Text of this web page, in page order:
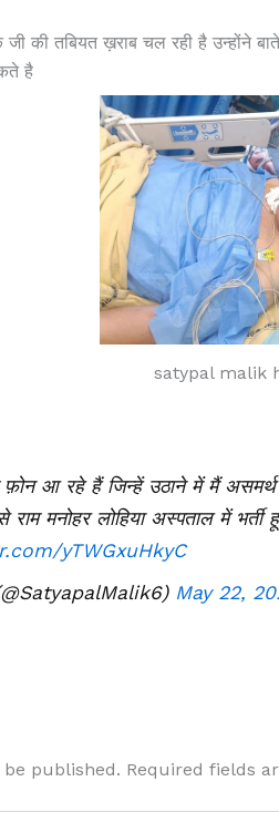
जी की तबियत ख़राब चल रही है उन्होंने
है
satypal malik
आ रहे हैं जिन्हें उठाने में मैं
राम मनोहर लोहिया अस्पताल में
yTWGxuHkyC
May 22,
published. Required fields